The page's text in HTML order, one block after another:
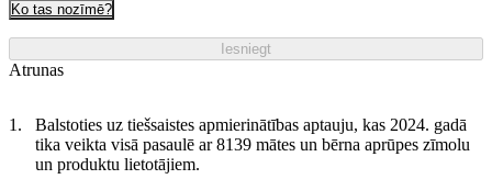
Ko tas nozīmē?
Iesniegt
Atrunas
Balstoties uz tiešsaistes apmierinātības aptauju, kas 2024. gadā
tika veikta visā pasaulē ar 8139 mātes un bērna aprūpes zīmolu
un produktu lietotājiem.